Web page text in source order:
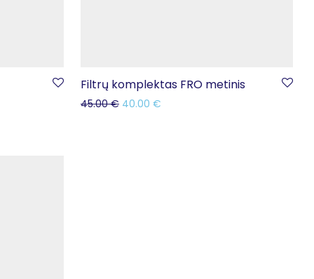
Filtrų komplektas FRO metinis
45.00€ 40.00 €